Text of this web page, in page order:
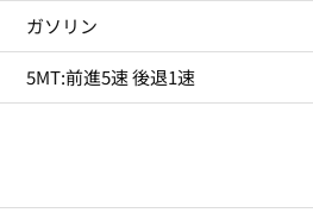
ガソリン
5MT:前進5速 後退1速